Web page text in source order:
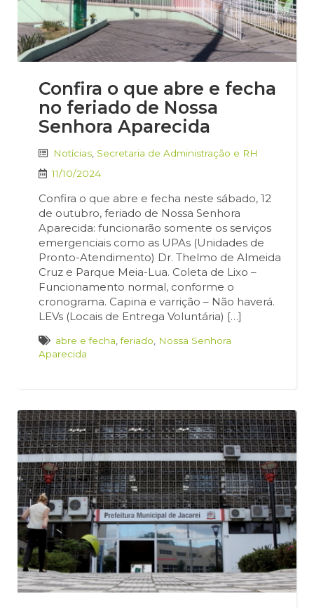
Confira o que abre e fecha
no feriado de Nossa
Senhora Aparecida
Notícias Secretaria de Administração e RH
11/10/2024
Confira o que abre e fecha neste sábado, 12
de outubro, feriado de Nossa Senhora
Aparecida: funcionarão somente os serviços
emergenciais como as UPAs (Unidades de
Pronto-Atendimento) Dr. Thelmo de Almeida
Cruz e Parque Meia-Lua. Coleta de Lixo –
Funcionamento normal, conforme o
cronograma. Capina e varrição – Não haverá.
LEVs (Locais de Entrega Voluntária) […]
abre e fecha ,feriado
Nossa Senhora
Aparecida